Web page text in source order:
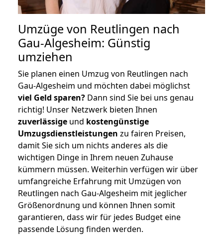
Umzüge von Reutlingen nach
Gau-Algesheim: Günstig
umziehen
Sie planen einen Umzug von Reutlingen nach
Gau-Algesheim und möchten dabei möglichst
viel Geld sparen? Dann sind Sie bei uns genau
richtig! Unser Netzwerk bieten Ihnen
zuverlässige und kostengünstige
Umzugsdienstleistungen zu fairen Preisen,
damit Sie sich um nichts anderes als die
wichtigen Dinge in Ihrem neuen Zuhause
kümmern müssen. Weiterhin verfügen wir über
umfangreiche Erfahrung mit Umzügen von
Reutlingen nach Gau-Algesheim mit jeglicher
Größenordnung und können Ihnen somit
garantieren, dass wir für jedes Budget eine
passende Lösung finden werden.